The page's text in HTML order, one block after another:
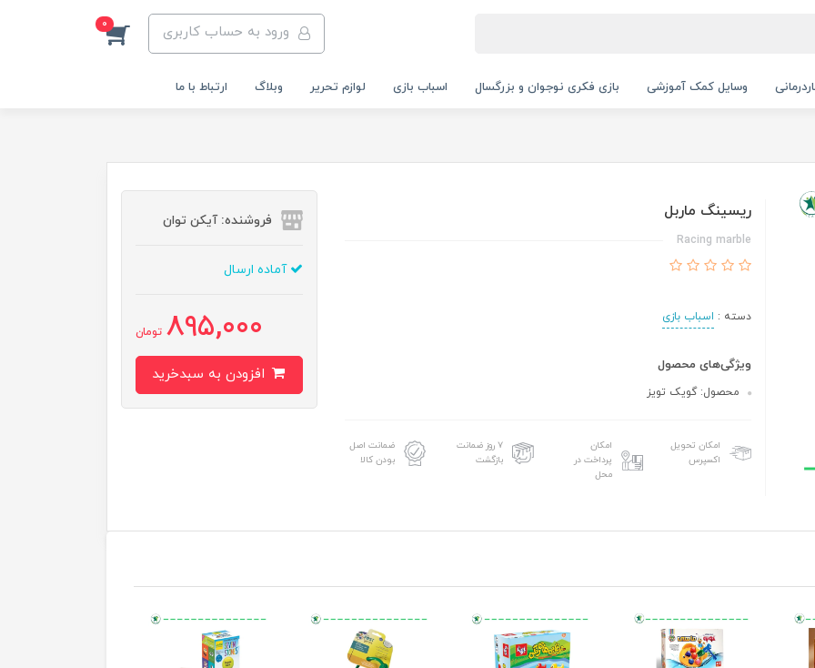
ورود به حساب کاربری 0
وسایل کمک آموزشی بازی فکری نوجوان و بزرگسال اسباب بازی لوازم تحریر وبلاگ ارتباط با ما
ریسینگ ماربل
Racing marble
دسته : اسباب بازی
ویژگی‌های محصول
محصول: گویک تویز
امکان تحویل
اکسپرس
امکان
پرداخت در
محل
۷ روز ضمانت
بازگشت
ضمانت اصل
بودن کالا
فروشنده: آیکن توان
آماده ارسال
895,000 تومان